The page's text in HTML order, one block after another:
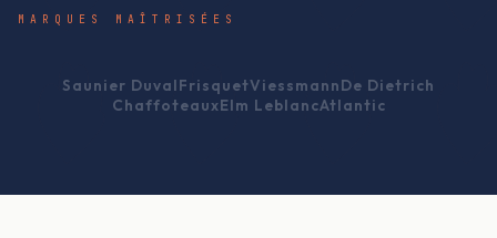
MARQUES MAÎTRISÉES
Saunier DuvalFrisquetViessmannDe Dietrich
ChaffoteauxElm LeblancAtlantic